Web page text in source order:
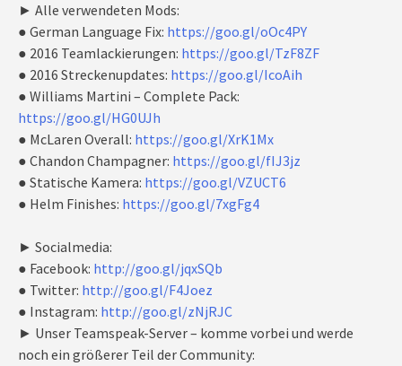
► Alle verwendeten Mods:
● German Language Fix: https://goo.gl/oOc4PY
● 2016 Teamlackierungen: https://goo.gl/TzF8ZF
● 2016 Streckenupdates: https://goo.gl/IcoAih
● Williams Martini – Complete Pack:
https://goo.gl/HG0UJh
● McLaren Overall: https://goo.gl/XrK1Mx
● Chandon Champagner: https://goo.gl/fIJ3jz
● Statische Kamera: https://goo.gl/VZUCT6
● Helm Finishes: https://goo.gl/7xgFg4
► Socialmedia:
● Facebook: http://goo.gl/jqxSQb
● Twitter: http://goo.gl/F4Joez
● Instagram: http://goo.gl/zNjRJC
► Unser Teamspeak-Server – komme vorbei und werde
noch ein größerer Teil der Community: